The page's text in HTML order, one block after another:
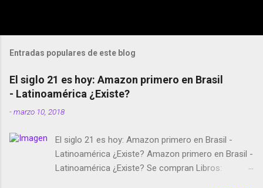
Entradas populares de este blog
El siglo 21 es hoy: Amazon primero en Brasil
- Latinoamérica ¿Existe?
-marzo 10, 2018
El siglo 21 es hoy: Amazon primero en Brasil -
Latinoamérica ¿Existe? Amazon primero en Brasil -
Latinoamérica ¿Existe? Se compran Libros: